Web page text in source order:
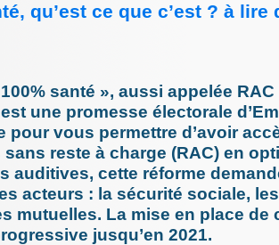
qu’est ce que c’est ? à lire
santé », aussi appelée
une promesse électorale
pour vous permettre d’avoir
reste à charge (RAC) en
auditives, cette réforme
acteurs : la sécurité sociale,
mutuelles. La mise en place de
jusqu’en 2021.